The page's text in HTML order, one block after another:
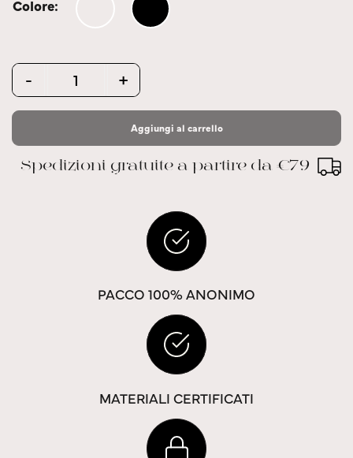
Colore
Quantity
- +
Aggiungi al carrello
Spedizioni gratuite a partire da €79
PACCO 100% ANONIMO
MATERIALI CERTIFICATI